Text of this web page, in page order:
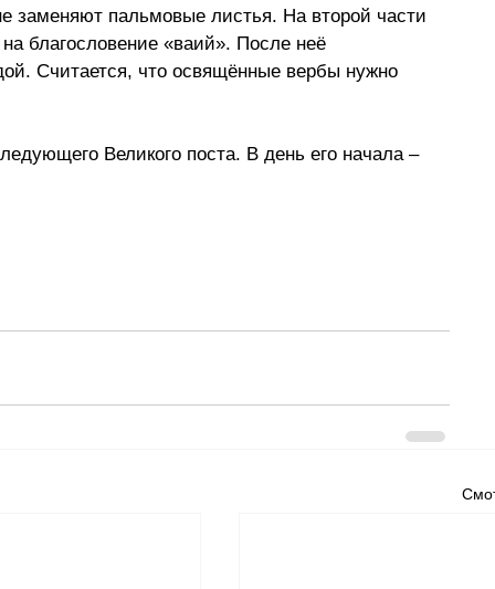
заменяют пальмовые листья. На второй части
благословение «ваий». После неё
Считается, что освящённые вербы нужно
Великого поста. В день его начала –